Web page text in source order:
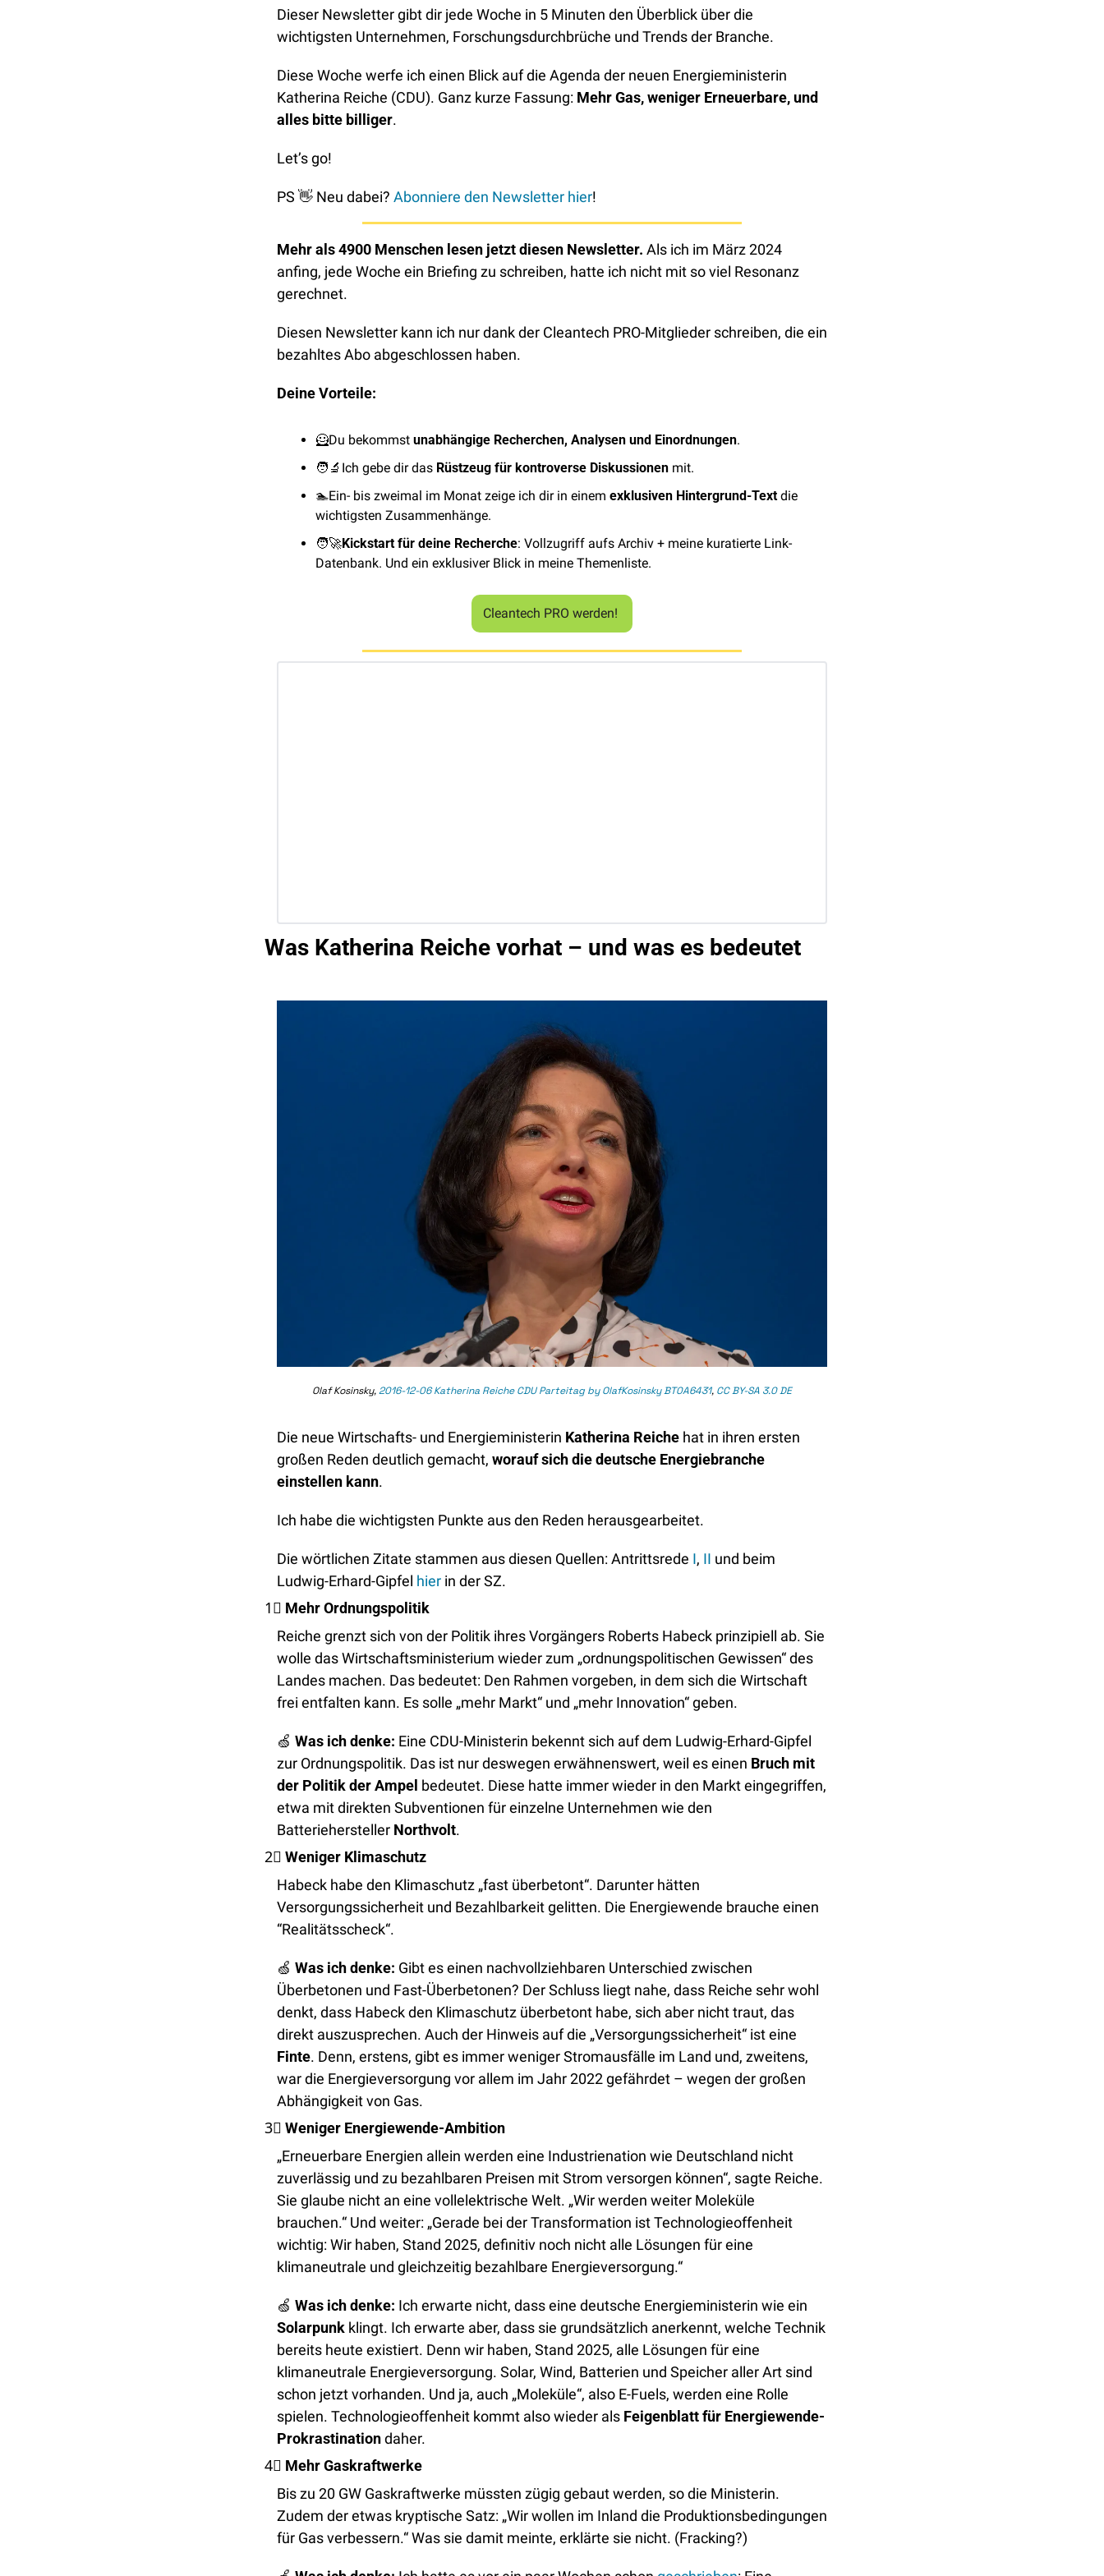
Dieser Newsletter gibt dir jede Woche in 5 Minuten den Überblick über die
wichtigsten Unternehmen, Forschungsdurchbrüche und Trends der Branche.
Diese Woche werfe ich einen Blick auf die Agenda der neuen Energieministerin
Katherina Reiche (CDU). Ganz kurze Fassung: Mehr Gas, weniger Erneuerbare, und
alles bitte billiger.
Let’s go!
PS 👋 Neu dabei? Abonniere den Newsletter hier!
Mehr als 4900 Menschen lesen jetzt diesen Newsletter. Als ich im März 2024
anfing, jede Woche ein Briefing zu schreiben, hatte ich nicht mit so viel Resonanz
gerechnet.
Diesen Newsletter kann ich nur dank der Cleantech PRO-Mitglieder schreiben, die ein
bezahltes Abo abgeschlossen haben.
Deine Vorteile:
🦸Du bekommst unabhängige Recherchen, Analysen und Einordnungen.
🧑‍🔬 Ich gebe dir das Rüstzeug für kontroverse Diskussionen mit.
🏊️Ein- bis zweimal im Monat zeige ich dir in einem exklusiven Hintergrund-Text die
wichtigsten Zusammenhänge.
🧑‍🚀Kickstart für deine Recherche: Vollzugriff aufs Archiv + meine kuratierte Link-
Datenbank. Und ein exklusiver Blick in meine Themenliste.
Cleantech PRO werden!
Was Katherina Reiche vorhat – und was es bedeutet
Olaf Kosinsky, 2016-12-06 Katherina Reiche CDU Parteitag by OlafKosinsky BT0A6431, CC BY-SA 3.0 DE
Die neue Wirtschafts- und Energieministerin Katherina Reiche hat in ihren ersten
großen Reden deutlich gemacht, worauf sich die deutsche Energiebranche
einstellen kann.
Ich habe die wichtigsten Punkte aus den Reden herausgearbeitet.
Die wörtlichen Zitate stammen aus diesen Quellen: Antrittsrede I, II und beim
Ludwig-Erhard-Gipfel hier in der SZ.
1⃣ Mehr Ordnungspolitik
Reiche grenzt sich von der Politik ihres Vorgängers Roberts Habeck prinzipiell ab. Sie
wolle das Wirtschaftsministerium wieder zum „ordnungspolitischen Gewissen“ des
Landes machen. Das bedeutet: Den Rahmen vorgeben, in dem sich die Wirtschaft
frei entfalten kann. Es solle „mehr Markt“ und „mehr Innovation“ geben.
🍏 Was ich denke: Eine CDU-Ministerin bekennt sich auf dem Ludwig-Erhard-Gipfel
zur Ordnungspolitik. Das ist nur deswegen erwähnenswert, weil es einen Bruch mit
der Politik der Ampel bedeutet. Diese hatte immer wieder in den Markt eingegriffen,
etwa mit direkten Subventionen für einzelne Unternehmen wie den
Batteriehersteller Northvolt.
2⃣ Weniger Klimaschutz
Habeck habe den Klimaschutz „fast überbetont“. Darunter hätten
Versorgungssicherheit und Bezahlbarkeit gelitten. Die Energiewende brauche einen
“Realitätsscheck“.
🍏 Was ich denke: Gibt es einen nachvollziehbaren Unterschied zwischen
Überbetonen und Fast-Überbetonen? Der Schluss liegt nahe, dass Reiche sehr wohl
denkt, dass Habeck den Klimaschutz überbetont habe, sich aber nicht traut, das
Finte. Denn, erstens, gibt es immer weniger Stromausfälle im Land und, zweitens,
war die Energieversorgung vor allem im Jahr 2022 gefährdet – wegen der großen
Abhängigkeit von Gas.
3⃣ Weniger Energiewende-Ambition
„Erneuerbare Energien allein werden eine Industrienation wie Deutschland nicht
zuverlässig und zu bezahlbaren Preisen mit Strom versorgen können“, sagte Reiche.
Sie glaube nicht an eine vollelektrische Welt. „Wir werden weiter Moleküle
brauchen.“ Und weiter: „Gerade bei der Transformation ist Technologieoffenheit
wichtig: Wir haben, Stand 2025, definitiv noch nicht alle Lösungen für eine
klimaneutrale und gleichzeitig bezahlbare Energieversorgung.“
🍏 Was ich denke:
Solarpunk klingt. Ich erwarte aber, dass sie grundsätzlich anerkennt, welche Technik
bereits heute existiert. Denn wir haben, Stand 2025, alle Lösungen für eine
klimaneutrale Energieversorgung. Solar, Wind, Batterien und Speicher aller Art sind
schon jetzt vorhanden. Und ja, auch „Moleküle“, also E-Fuels, werden eine Rolle
spielen. Technologieoffenheit kommt also wieder als Feigenblatt für Energiewende-
Prokrastination daher.
4⃣ Mehr Gaskraftwerke
Bis zu 20 GW Gaskraftwerke müssten zügig gebaut werden, so die Ministerin.
Zudem der etwas kryptische Satz: „Wir wollen im Inland die Produktionsbedingungen
für Gas verbessern.“ Was sie damit meinte, erklärte sie nicht. (Fracking?)